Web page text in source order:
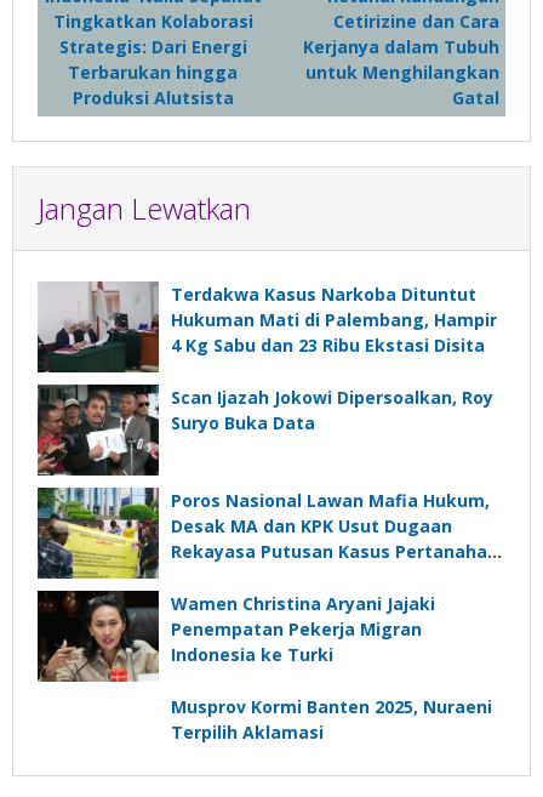
Tingkatkan Kolaborasi
Strategis: Dari Energi
Terbarukan hingga
Produksi Alutsista
Cetirizine dan Cara
Kerjanya dalam Tubuh
untuk Menghilangkan
Gatal
Jangan Lewatkan
Terdakwa Kasus Narkoba Dituntut
Hukuman Mati di Palembang, Hampir
4 Kg Sabu dan 23 Ribu Ekstasi Disita
Scan Ijazah Jokowi Dipersoalkan, Roy
Suryo Buka Data
Poros Nasional Lawan Mafia Hukum,
Desak MA dan KPK Usut Dugaan
Rekayasa Putusan Kasus Pertanahan
Wamen Christina Aryani Jajaki
Penempatan Pekerja Migran
Indonesia ke Turki
Musprov Kormi Banten 2025, Nuraeni
Terpilih Aklamasi